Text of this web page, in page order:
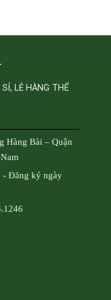
LẺ HÀNG THỂ
Hàng Bài – Quận
- Đăng ký ngày